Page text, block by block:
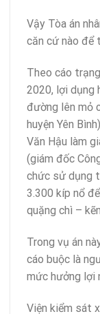
Vậy Tòa án
căn cứ nào để
Theo cáo
2020, lợi dụng
đường lên mỏ
huyện Yên
Văn Hậu làm
(giám đốc
chức sử dụng
3.300 kíp nổ để
quặng chì –
Trong vụ án
cáo buộc là
mức hưởng lợi
Viện kiểm sát